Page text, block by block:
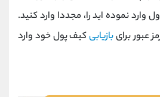
وارد نموده اید را، مجددا وارد کنید.
عبور برایبازیابیکیف پول خود وارد